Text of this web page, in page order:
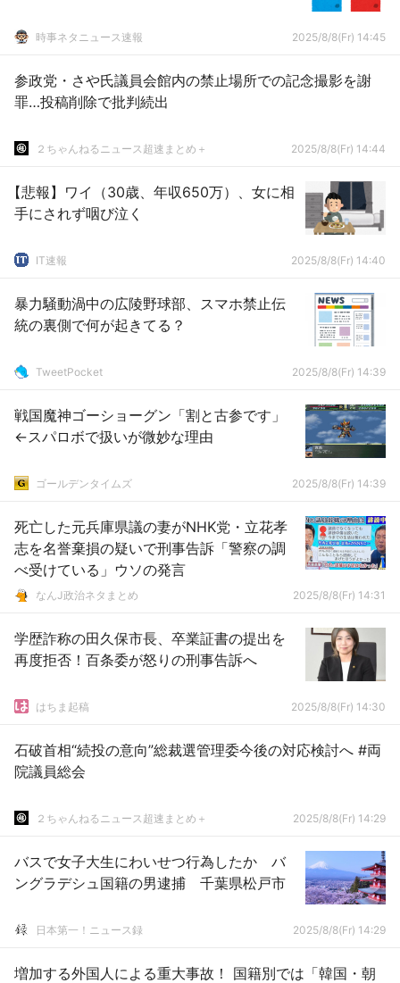
時事ネタニュース速報 2025/8/8(Fr) 14:45
参政党・さや氏議員会館内の禁止場所での記念撮影を謝
罪…投稿削除で批判続出
２ちゃんねるニュース超速まとめ＋ 2025/8/8(Fr) 14:44
【悲報】ワイ（30歳、年収650万）、女に相
手にされず咽び泣く
IT速報 2025/8/8(Fr) 14:40
暴力騒動渦中の広陵野球部、スマホ禁止伝
統の裏側で何が起きてる？
TweetPocket 2025/8/8(Fr) 14:39
戦国魔神ゴーショーグン「割と古参です」
←スパロボで扱いが微妙な理由
ゴールデンタイムズ 2025/8/8(Fr) 14:39
死亡した元兵庫県議の妻がNHK党・立花孝
志を名誉棄損の疑いで刑事告訴「警察の調
べ受けている」ウソの発言
なんJ政治ネタまとめ 2025/8/8(Fr) 14:31
学歴詐称の田久保市長、卒業証書の提出を
再度拒否！百条委が怒りの刑事告訴へ
はちま起稿 2025/8/8(Fr) 14:30
石破首相“続投の意向”総裁選管理委今後の対応検討へ #両
院議員総会
２ちゃんねるニュース超速まとめ＋ 2025/8/8(Fr) 14:29
バスで女子大生にわいせつ行為したか バ
ングラデシュ国籍の男逮捕 千葉県松戸市
日本第一！ニュース録 2025/8/8(Fr) 14:29
増加する外国人による重大事故！ 国籍別では「韓国・朝